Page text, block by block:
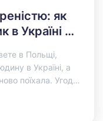
як
Україні не
в Польщі,
в Україні, а
поїхала. Угода